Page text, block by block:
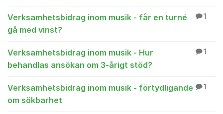
Verksamhetsbidrag inom musik - får en turné
gå med vinst?
1
Verksamhetsbidrag inom musik - Hur
behandlas ansökan om 3-årigt stöd?
1
Verksamhetsbidrag inom musik - förtydligande
om sökbarhet
1